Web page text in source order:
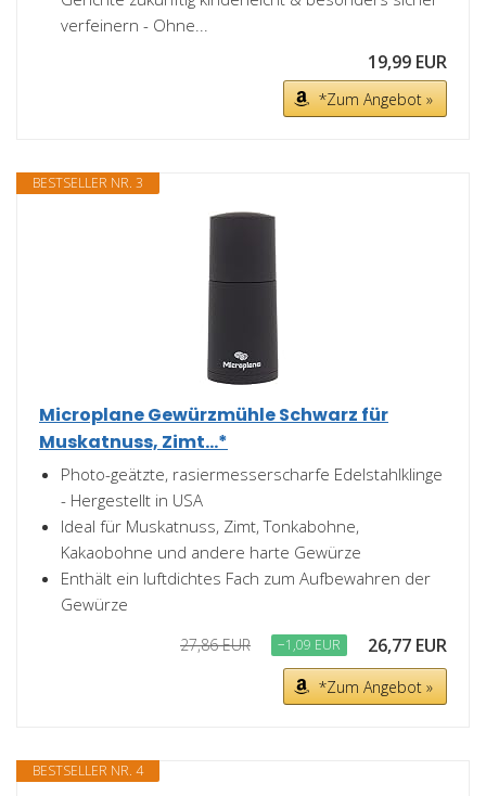
verfeinern - Ohne...
19,99 EUR
*Zum Angebot »
BESTSELLER NR. 3
Microplane Gewürzmühle Schwarz für
Muskatnuss, Zimt...*
Photo-geätzte, rasiermesserscharfe Edelstahlklinge
- Hergestellt in USA
Ideal für Muskatnuss, Zimt, Tonkabohne,
Kakaobohne und andere harte Gewürze
Enthält ein luftdichtes Fach zum Aufbewahren der
Gewürze
27,86 EUR −1,09 EUR 26,77 EUR
*Zum Angebot »
BESTSELLER NR. 4